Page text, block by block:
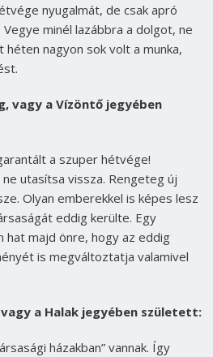
nyugalmát, de csak apró
minél lazábbra a dolgot, ne
héten nagyon sok volt a munka,
vagy a Vízöntő jegyében
a szuper hétvége!
utasítsa vissza. Rengeteg új
Olyan emberekkel is képes lesz
eddig kerülte. Egy
hat majd önre, hogy az eddig
is megváltoztatja valamivel
vagy a Halak jegyében született:
házakban” vannak. Így